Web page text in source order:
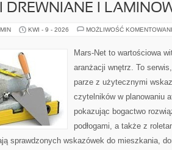
DREWNIANE I
KWI - 9 - 2026 MOŻLIWOŚĆ
Mars-Net to wartościowa
aranżacji wnętrz. To
parze z użytecznymi
czytelników w planowaniu
pokazując bogactwo
podłogami, a także z
sprawdzonych wskazówek do mieszkania,